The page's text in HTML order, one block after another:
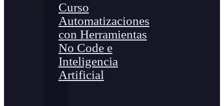
Curso
Automatizaciones
con Herramientas
No Code e
Inteligencia
Artificial